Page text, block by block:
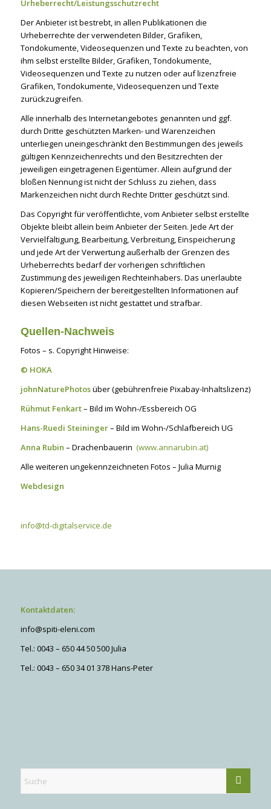
Urheberrecht/Leistungsschutzrecht
Der Anbieter ist bestrebt, in allen Publikationen die
Urheberrechte der verwendeten Bilder, Grafiken,
Tondokumente, Videosequenzen und Texte zu beachten, von
ihm selbst erstellte Bilder, Grafiken, Tondokumente,
Videosequenzen und Texte zu nutzen oder auf lizenzfreie
Grafiken, Tondokumente, Videosequenzen und Texte
zurückzugreifen.
Alle innerhalb des Internetangebotes genannten und ggf.
durch Dritte geschützten Marken- und Warenzeichen
unterliegen uneingeschränkt den Bestimmungen des jeweils
gültigen Kennzeichenrechts und den Besitzrechten der
jeweiligen eingetragenen Eigentümer. Allein aufgrund der
bloßen Nennung ist nicht der Schluss zu ziehen, dass
Markenzeichen nicht durch Rechte Dritter geschützt sind.
Das Copyright für veröffentlichte, vom Anbieter selbst erstellte
Objekte bleibt allein beim Anbieter der Seiten. Jede Art der
Vervielfältigung, Bearbeitung, Verbreitung, Einspeicherung
und jede Art der Verwertung außerhalb der Grenzen des
Urheberrechts bedarf der vorherigen schriftlichen
Zustimmung des jeweiligen Rechteinhabers. Das unerlaubte
Kopieren/Speichern der bereitgestellten Informationen auf
diesen Webseiten ist nicht gestattet und strafbar.
Quellen-Nachweis
Fotos – s. Copyright Hinweise:
© HOKA
johnNaturePhotosüber (gebührenfreie Pixabay-Inhaltslizenz)
Rühmut Fenkart– Bild im Wohn-/Essbereich OG
Hans-Ruedi Steininger– Bild im Wohn-/Schlafbereich UG
Anna Rubin – Drachenbauerin (www.annarubin.at)
Alle weiteren ungekennzeichneten Fotos – Julia Murnig
Webdesign
info@td-digitalservice.de
Kontaktdaten:
info@spiti-eleni.com
Tel.: 0043 – 650 44 50 500 Julia
Tel.: 0043 – 650 34 01 378 Hans-Peter